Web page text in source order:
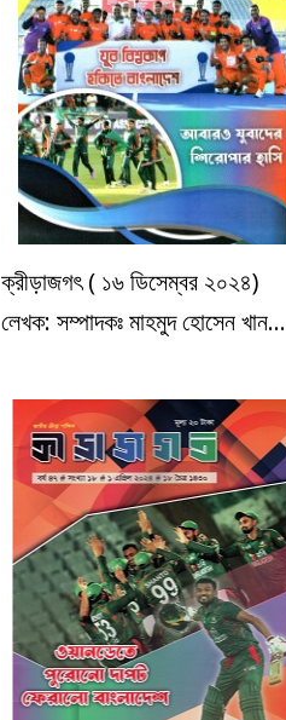
ক্রীড়াজগৎ ( ১৬ ডিসেম্বর ২০২৪)
লেখক: সম্পাদকঃ মাহমুদ হোসেন খান...
ক্রীড়া